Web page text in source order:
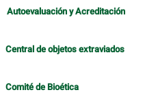
Autoevaluación y Acreditación
Central de objetos extraviados
Comité de Bioética